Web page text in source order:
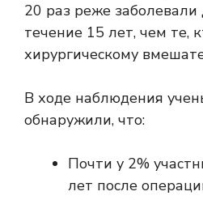
20 раз реже
течение 15 лет, чем те,
хирургическому
В ходе наблюдения
обнаружили, что:
Почти у 2%
лет после